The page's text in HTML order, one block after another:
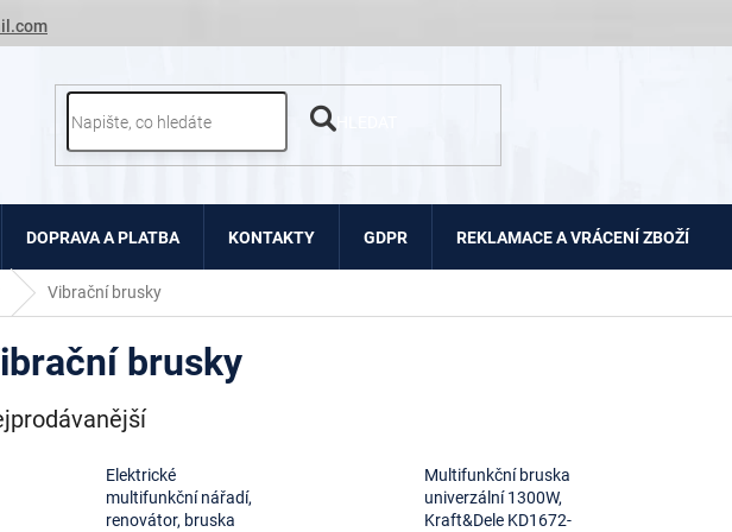
DOPRAVA A PLATBA KONTAKTY GDPR REKLAMACE A VRÁCENÍ ZBOŽÍ
Vibrační brusky
brusky
Elektrické
multifunkční nářadí,
renovátor, bruska
Multifunkční bruska
univerzální 1300W,
Kraft&Dele KD1672-